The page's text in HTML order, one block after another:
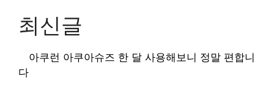
최신글
아쿠런 아쿠아슈즈 한 달 사용해보니 정말 편합니
다